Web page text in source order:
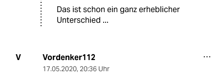
Das ist schon ein ganz erheblicher
Unterschied ...
V Vordenker112
17.05.2020, 20:36 Uhr